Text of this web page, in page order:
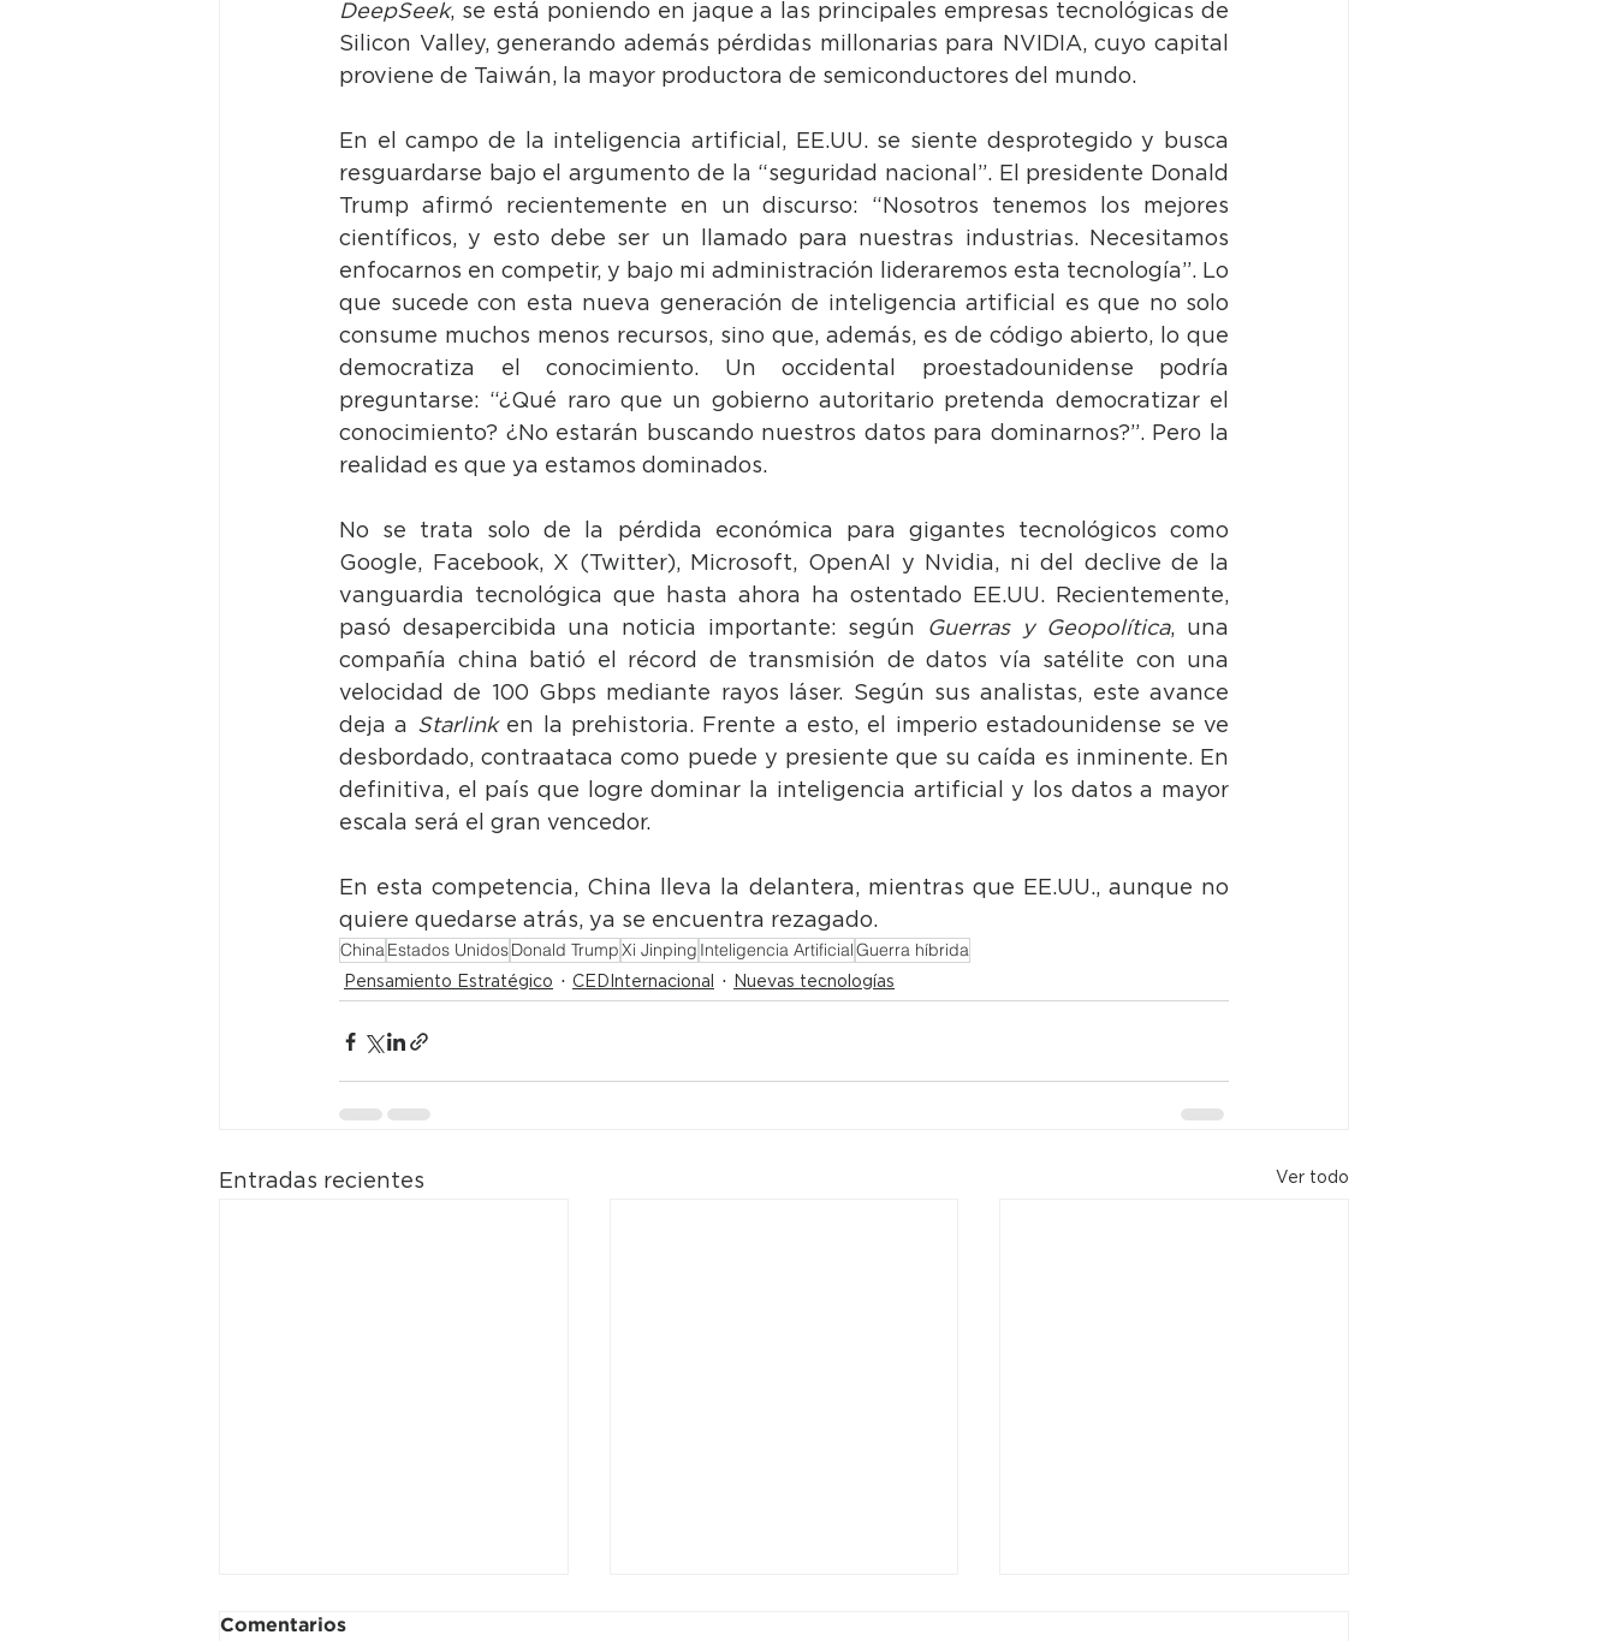
DeepSeek, se está poniendo en jaque a las principales empresas tecnológicas de
Silicon Valley, generando además pérdidas millonarias para NVIDIA, cuyo capital
proviene de Taiwán, la mayor productora de semiconductores del mundo.
En el campo de la inteligencia artificial, EE.UU. se siente desprotegido y busca
resguardarse bajo el argumento de la “seguridad nacional”. El presidente Donald
Trump afirmó recientemente en un discurso: “Nosotros tenemos los mejores
científicos, y esto debe ser un llamado para nuestras industrias. Necesitamos
enfocarnos en competir, y bajo mi administración lideraremos esta tecnología”. Lo
que sucede con esta nueva generación de inteligencia artificial es que no solo
consume muchos menos recursos, sino que, además, es de código abierto, lo que
democratiza el conocimiento. Un occidental proestadounidense podría
preguntarse: “¿Qué raro que un gobierno autoritario pretenda democratizar el
conocimiento? ¿No estarán buscando nuestros datos para dominarnos?”. Pero la
realidad es que ya estamos dominados.
No se trata solo de la pérdida económica para gigantes tecnológicos como
Google, Facebook, X (Twitter), Microsoft, OpenAI y Nvidia, ni del declive de la
vanguardia tecnológica que hasta ahora ha ostentado EE.UU. Recientemente,
pasó desapercibida una noticia importante: según
Guerras y Geopolítica, una
compañía china batió el récord de transmisión de datos vía satélite con una
velocidad de 100 Gbps mediante rayos láser. Según sus analistas, este avance
deja a Starlink en la prehistoria. Frente a esto, el imperio estadounidense se ve
desbordado, contraataca como puede y presiente que su caída es inminente. En
definitiva, el país que logre dominar la inteligencia artificial y los datos a mayor
escala será el gran vencedor.
En esta competencia, China lleva la delantera, mientras que EE.UU., aunque no
quiere quedarse atrás, ya se encuentra rezagado.
ChinaEstados UnidosDonald TrumpXi Jinping Inteligencia ArtificialGuerra híbrida
Pensamiento Estratégico CEDInternacional Nuevas tecnologías
Entradas recientes Ver todo
Comentarios